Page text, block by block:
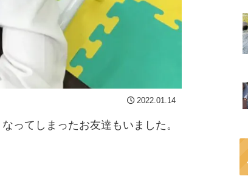
2022.01.14
ってしまったお友達もいました。